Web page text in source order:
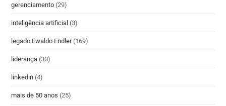
gerenciamento (29)
inteligência artificial (3)
legado Ewaldo Endler (169)
liderança (30)
linkedin (4)
mais de 50 anos (25)